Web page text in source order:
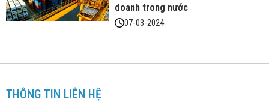
doanh trong nước
07-03-2024
THÔNG TIN LIÊN HỆ